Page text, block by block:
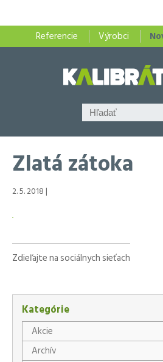
Referencie Výrobci
Zlatá zátoka
2. 5. 2018 |
Zdieľajte na sociálnych sieťach
Kategórie
Akcie
Archív